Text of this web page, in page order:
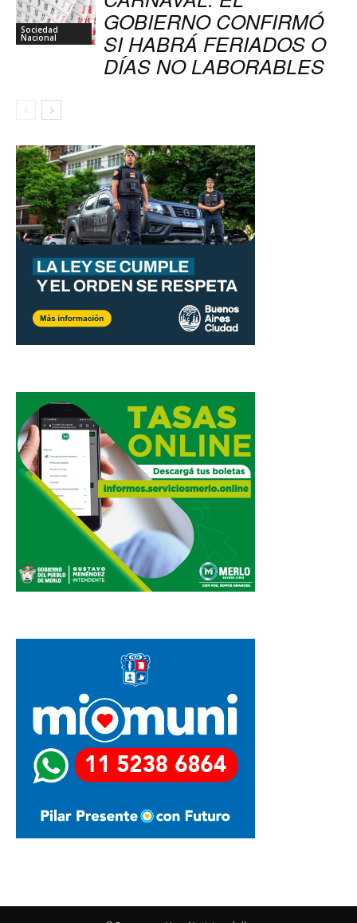
Sociedad
Nacional
GOBIERNO CONFIRMÓ
SI HABRÁ FERIADOS O
DÍAS NO LABORABLES